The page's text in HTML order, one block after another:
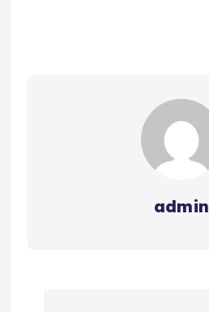
admin